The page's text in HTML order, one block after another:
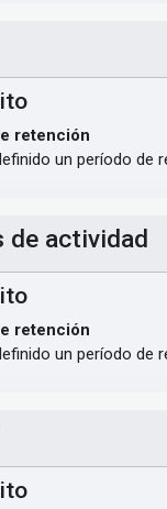
retención
un período de
de actividad
retención
un período de